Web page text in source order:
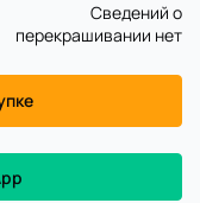
Сведений о
перекрашивании нет